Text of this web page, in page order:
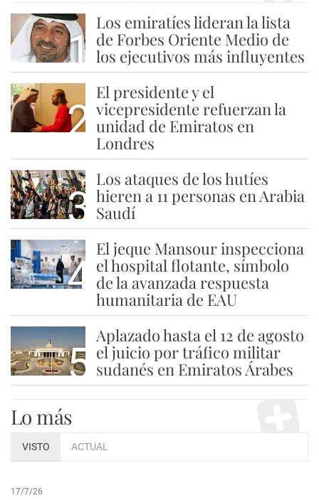
1
Los emiratíes lideran la lista
de Forbes Oriente Medio de
los ejecutivos más influyentes
2
El presidente y el
vicepresidente refuerzan la
unidad de Emiratos en
Londres
3
Los ataques de los hutíes
hieren a 11 personas en Arabia
Saudí
4
El jeque Mansour inspecciona
el hospital flotante, símbolo
de la avanzada respuesta
humanitaria de EAU
5
Aplazado hasta el 12 de agosto
el juicio por tráfico militar
sudanés en Emiratos Árabes
Lo más
VISTO ACTUAL
17/7/26